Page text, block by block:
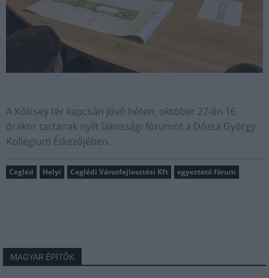
A Kölcsey tér kapcsán jövő héten, október 27-én 16
órakor tartanak nyílt lakossági fórumot a Dózsa György
Kollégium Étkezőjében.
Cegléd Helyi Ceglédi Városfejlesztési Kft egyeztető fórum
MAGYAR ÉPÍTŐK